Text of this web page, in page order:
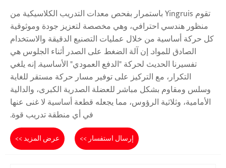
تقوم Yingruis باستمرار بفحص معدات التدريب الكلاسيكية من
منظور هندسي احترافي، وهي مخصصة لتعزيز جودة وموثوقية
كل حركة أساسية من خلال عمليات التصنيع الدقيقة والاستخدام
الصادق للمواد. إن آلة الضغط على الصدر أثناء الجلوس هي
تفسيرنا الحديث لحركة "الدفع العمودي" الأساسية. إنه يلغي
التكرار، مع التركيز على توفير مسار حركة مستقر للغاية
وسلس ومقاوم بشكل مباشر للعضلة الصدرية الكبرى، والدالية
الأمامية، وثلاثية الرؤوس، مما يجعله قطعة أساسية لا غنى عنها
في أي منطقة تدريب قوة.
عرض المزيد >> إرسال استفسار >>